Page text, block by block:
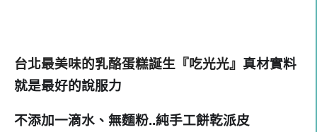
台北最美味的乳酪蛋糕誕生『吃光光』 真材實料
就是最好的說服力
不添加一滴水、無麵粉..純手工餅乾派皮